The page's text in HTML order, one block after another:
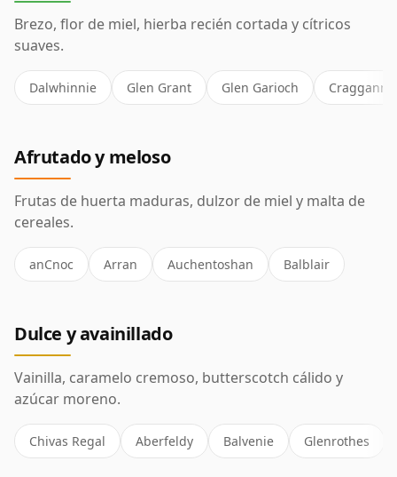
Brezo, flor de miel, hierba recién cortada y cítricos
suaves.
Dalwhinnie Glen Grant Glen Garioch
Afrutado y meloso
Frutas de huerta maduras, dulzor de miel y malta de
cereales.
anCnoc Arran Auchentoshan Balblair
Dulce y avainillado
Vainilla, caramelo cremoso, butterscotch cálido y
azúcar moreno.
Chivas Regal Aberfeldy Balvenie Glenrothes